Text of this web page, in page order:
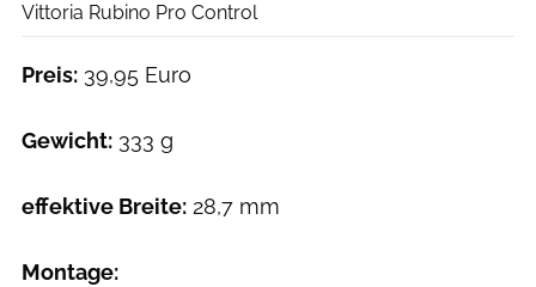
Vittoria Rubino Pro Control
Preis: 39,95 Euro
Gewicht: 333 g
effektive Breite: 28,7 mm
Montage: